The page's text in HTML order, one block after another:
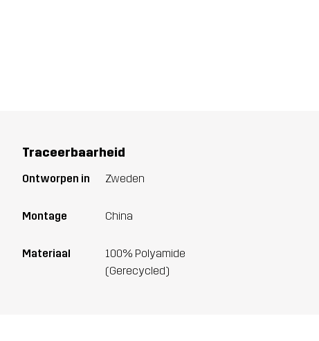
Traceerbaarheid
Ontworpen in Zweden
Montage China
Materiaal
100% Polyamide
(Gerecycled)